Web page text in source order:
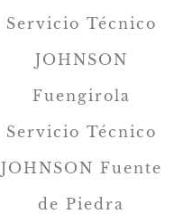
Servicio Técnico
JOHNSON
Fuengirola
Servicio Técnico
JOHNSON Fuente
de Piedra